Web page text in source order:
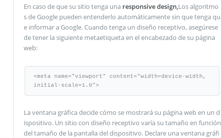
En caso de que su sitio tenga una responsive design,Los algoritmo
s de Google pueden entenderlo automáticamente sin que tenga qu
e informar a Google. Cuando tenga un diseño receptivo, asegúrese
de tener la siguiente metaetiqueta en el encabezado de su página
web:
<meta name="viewport" content="width=device-width,
initial-scale=1.0">
La ventana gráfica decide cómo se mostrará su página web en un d
ispositivo. Un sitio con diseño receptivo varía su tamaño en función
del tamaño de la pantalla del dispositivo. Declare una ventana gráfi